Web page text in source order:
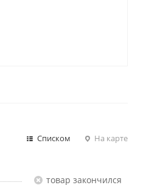
Списком На карте
Товар закончился